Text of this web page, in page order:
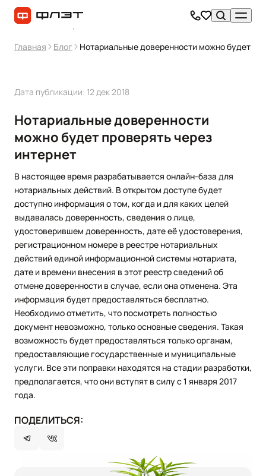
Главная Блог Нотариальные доверенности можно будет
Дата публикации: 12 дек 2018
Нотариальные доверенности
можно будет проверять через
интернет
В настоящее время разрабатывается онлайн-база для
нотариальных действий. В открытом доступе будет
доступно информация о том, когда и для каких целей
выдавалась доверенность, сведения о лице,
удостоверившем доверенность, дате её удостоверения,
регистрационном номере в реестре нотариальных
действий единой информационной системы нотариата,
дате и времени внесения в этот реестр сведений об
отмене доверенности в случае, если она отменена. Эта
информация будет предоставляться бесплатно.
Необходимо отметить, что посмотреть полностью
документ невозможно, только основные сведения. Такая
возможность будет предоставляться только органам,
предоставляющие государственные и муниципальные
услуги. Все эти поправки находятся на стадии разработки,
предполагается, что они вступят в силу с 1 января 2017
года.
ПОДЕЛИТЬСЯ: